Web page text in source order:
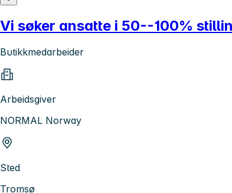
Vi søker ansatte i 50--100%
Butikkmedarbeider
Arbeidsgiver
NORMAL Norway
Sted
Tromsø